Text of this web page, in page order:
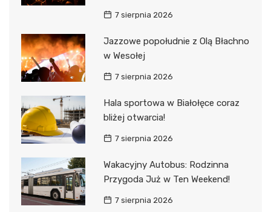
7 sierpnia 2026
Jazzowe popołudnie z Olą Błachno
w Wesołej
7 sierpnia 2026
Hala sportowa w Białołęce coraz
bliżej otwarcia!
7 sierpnia 2026
Wakacyjny Autobus: Rodzinna
Przygoda Już w Ten Weekend!
7 sierpnia 2026